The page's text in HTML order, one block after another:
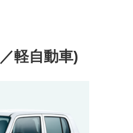
軽自動車)